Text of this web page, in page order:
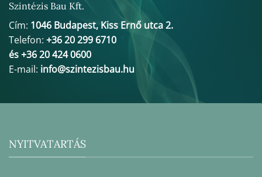
Szintézis Bau Kft.
Cím: 1046 Budapest, Kiss Ernő utca 2.
Telefon: +36 20 299 6710
és +36 20 424 0600
E-mail: info@szintezisbau.hu
NYITVATARTÁS